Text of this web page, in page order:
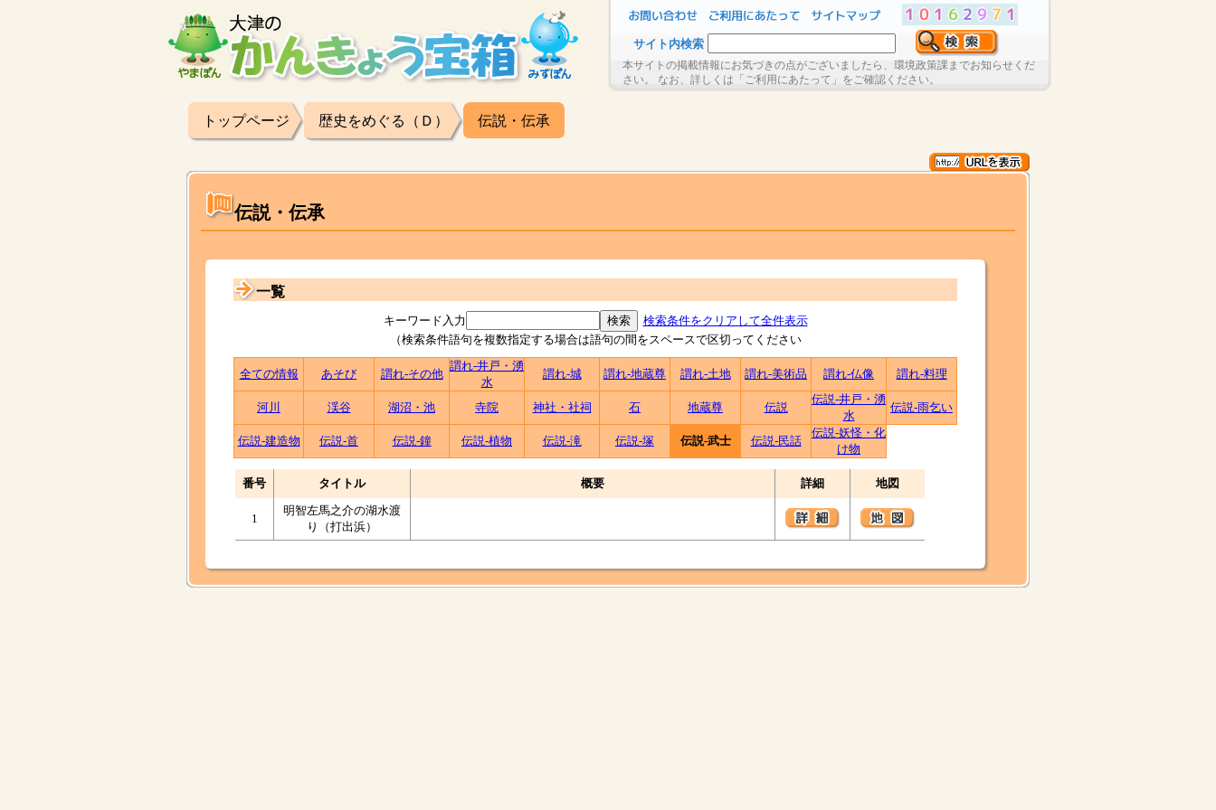
サイト内検索
本サイトの掲載情報にお気づきの点がございましたら、環境政策課までお知らせくだ
さい。 なお、詳しくは「ご利用にあたって」をご確認ください。
トップページ 歴史をめぐる（Ｄ） 伝説・伝承
伝説・伝承
一覧
キーワード入力
検索条件をクリアして全件表示
（検索条件語句を複数指定する場合は語句の間をスペースで区切ってください
全ての情報 あそび 謂れ-その他
謂れ-井戸・湧
水
謂れ-城 謂れ-地蔵尊 謂れ-土地 謂れ-美術品 謂れ-仏像 謂れ-料理
河川 渓谷 湖沼・池 寺院 神社・社祠 石 地蔵尊 伝説
伝説-井戸・湧
水
伝説-雨乞い
伝説-建造物 伝説-首 伝説-鐘 伝説-植物 伝説-滝 伝説-塚 伝説-武士 伝説-民話
伝説-妖怪・化
け物
番号 タイトル 概要 詳細 地図
1
明智左馬之介の湖水渡
り（打出浜）